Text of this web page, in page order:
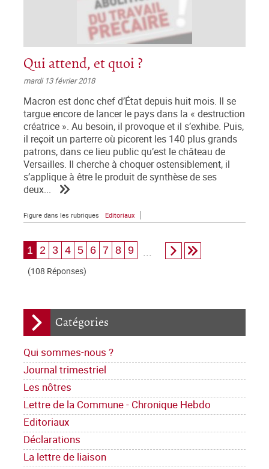
Catégories
Qui sommes-nous ?
Journal trimestriel
Les nôtres
Lettre de la Commune - Chronique Hebdo
Editoriaux
Déclarations
La lettre de liaison
Qui attend, et quoi ?
mardi 13 février 2018
Macron est donc chef d’État depuis huit mois. Il se
targue encore de lancer le pays dans la « destruction
créatrice ». Au besoin, il provoque et il s’exhibe. Puis,
il reçoit un parterre où picorent les 140 plus grands
patrons, dans ce lieu public qu’est le château de
Versailles. Il cherche à choquer ostensiblement, il
s’applique à être le produit de synthèse de ses
deux...
Figure dans les rubriques Editoriaux
1 2 3 4 5 6 7 8 9 ...
(108 Réponses)